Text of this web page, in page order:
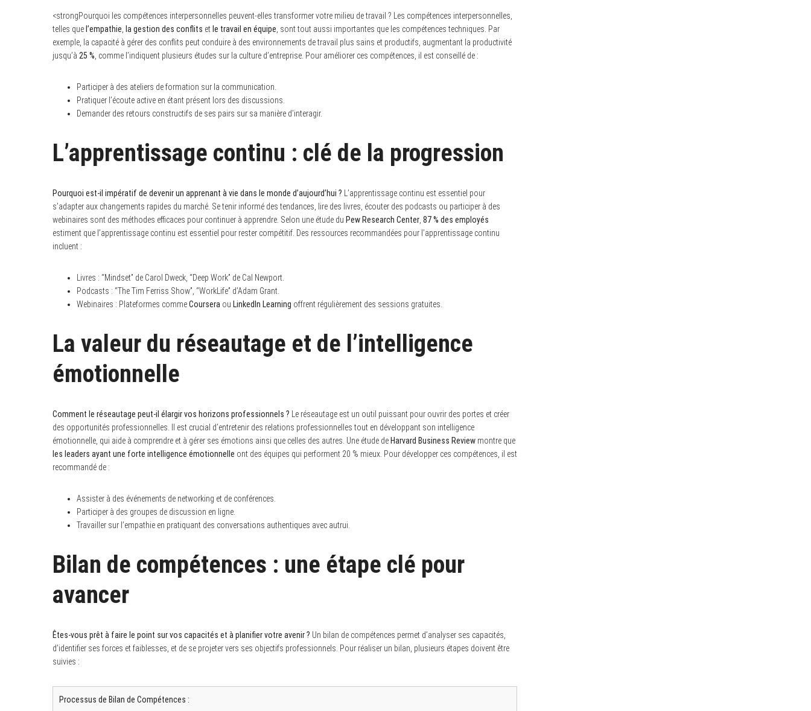
<strongPourquoi les compétences interpersonnelles peuvent-elles transformer votre milieu de travail ? Les compétences interpersonnelles,
telles que l’empathie la gestion des conflits et le travail en équipe , sont tout aussi importantes que les compétences techniques. Par
exemple, la capacité à gérer des conflits peut conduire à des environnements de travail plus sains et productifs, augmentant la productivité
jusqu’à 25 % , comme l’indiquent plusieurs études sur la culture d’entreprise. Pour améliorer ces compétences, il est conseillé de :
Participer à des ateliers de formation sur la communication.
Pratiquer l’écoute active en étant présent lors des discussions.
Demander des retours constructifs de ses pairs sur sa manière d’interagir.
L’apprentissage continu : clé de la progression
Pourquoi est-il impératif de devenir un apprenant à vie dans le monde d’aujourd’hui ? L’apprentissage continu est essentiel pour
s’adapter aux changements rapides du marché. Se tenir informé des tendances, lire des livres, écouter des podcasts ou participer à des
webinaires sont des méthodes efficaces pour continuer à apprendre. Selon une étude du Pew Research Center 87 % des employés
estiment que l’apprentissage continu est essentiel pour rester compétitif. Des ressources recommandées pour l’apprentissage continu
incluent :
Livres : “Mindset” de Carol Dweck, “Deep Work” de Cal Newport.
Podcasts : “The Tim Ferriss Show”, “WorkLife” d’Adam Grant.
Webinaires : Plateformes commeCoursera ou LinkedIn Learning offrent régulièrement des sessions gratuites.
La valeur du réseautage et de l’intelligence
émotionnelle
Comment le réseautage peut-il élargir vos horizons professionnels ? Le réseautage est un outil puissant pour ouvrir des portes et créer
des opportunités professionnelles. Il est crucial d’entretenir des relations professionnelles tout en développant son intelligence
émotionnelle, qui aide à comprendre et à gérer ses émotions ainsi que celles des autres. Une étude de Harvard Business Review montre que
les leaders ayant une forte intelligence émotionnelle ont des équipes qui performent 20 % mieux. Pour développer ces compétences, il est
recommandé de :
Assister à des événements de networking et de conférences.
Participer à des groupes de discussion en ligne.
Travailler sur l’empathie en pratiquant des conversations authentiques avec autrui.
Bilan de compétences : une étape clé pour
avancer
Êtes-vous prêt à faire le point sur vos capacités et à planifier votre avenir ? Un bilan de compétences permet d’analyser ses capacités,
d’identifier ses forces et faiblesses, et de se projeter vers ses objectifs professionnels. Pour réaliser un bilan, plusieurs étapes doivent être
suivies :
Processus de Bilan de Compétences :